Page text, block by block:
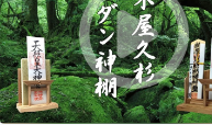
映像・映画
ビジネス・起